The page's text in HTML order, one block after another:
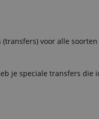
voor alle soorten
je speciale transfers die